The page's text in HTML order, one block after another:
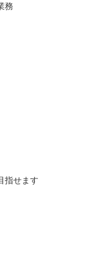
務
指せます